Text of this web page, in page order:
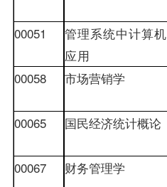
00051
管理系统中计算机
应用
00058
市场营销学
00065 国民经济统计概论
00067
财务管理学